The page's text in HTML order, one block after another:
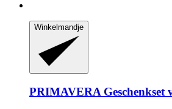
Winkelmandje
PRIMAVERA